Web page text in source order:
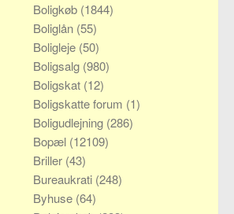
Boligkøb (1844)
Boliglån (55)
Boligleje (50)
Boligsalg (980)
Boligskat (12)
Boligskatte forum (1)
Boligudlejning (286)
Bopæl (12109)
Briller (43)
Bureaukrati (248)
Byhuse (64)